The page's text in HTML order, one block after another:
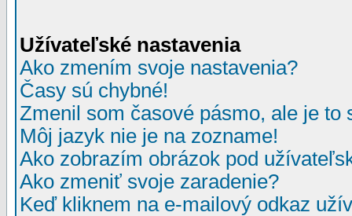
Užívateľské nastavenia
Ako zmením svoje nastavenia?
Časy sú chybné!
Zmenil som časové pásmo, ale je to
Môj jazyk nie je na zozname!
Ako zobrazím obrázok pod
Ako zmeniť svoje zaradenie?
Keď kliknem na e-mailový odkaz